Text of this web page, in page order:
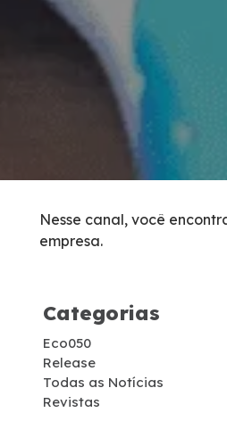
Agenda de Obras
Histórico de obras
Socorro Médico
Serviço de Atendimento ao
Combate a Focos de
Nesse canal, você
empresa.
Categorias
Eco050
Release
Todas as Notícias
Revistas